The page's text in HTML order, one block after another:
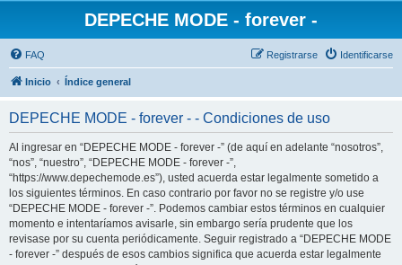
DEPECHE MODE - forever -
FAQ Identificarse
Registrarse
Inicio Índice general
DEPECHE MODE - forever - - Condiciones de uso
Al ingresar en “DEPECHE MODE - forever -” (de aquí en adelante “nosotros”,
“nos”, “nuestro”, “DEPECHE MODE - forever -”,
“https://www.depechemode.es”), usted acuerda estar legalmente sometido a
los siguientes términos. En caso contrario por favor no se registre y/o use
“DEPECHE MODE - forever -”. Podemos cambiar estos términos en cualquier
momento e intentaríamos avisarle, sin embargo sería prudente que los
revisase por su cuenta periódicamente. Seguir registrado a “DEPECHE MODE
- forever -” después de esos cambios significa que acuerda estar legalmente